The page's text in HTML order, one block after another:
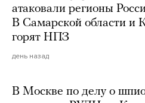
атаковали регионы
В Самарской области и
горят НПЗ
день назад
В Москве по делу о